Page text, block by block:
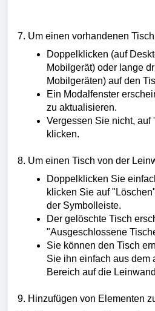
7. Um einen vorhandenen
Doppelklicken (auf
Mobilgerät) oder lange
Mobilgeräten) auf den
Ein Modalfenster
zu aktualisieren.
Vergessen Sie nicht, auf
klicken.
8. Um einen Tisch von der
Doppelklicken Sie
klicken Sie auf
der Symbolleiste.
Der gelöschte Tisch
"Ausgeschlossene
Sie können den Tisch
Sie ihn einfach aus dem
Bereich auf die
9. Hinzufügen von Elementen